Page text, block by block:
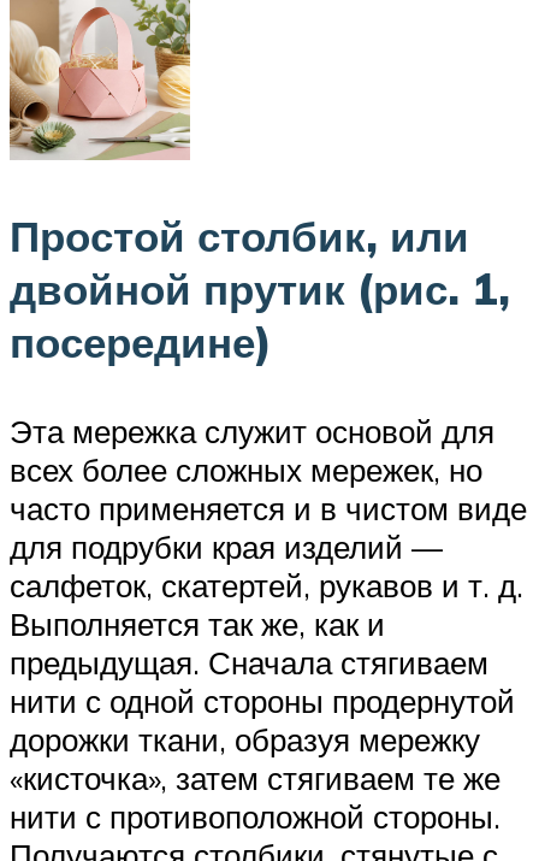
Простой столбик, или
двойной прутик (рис. 1,
посередине)
Эта мережка служит основой для
всех более сложных мережек, но
часто применяется и в чистом виде
для подрубки края изделий —
салфеток, скатертей, рукавов и т. д.
Выполняется так же, как и
предыдущая. Сначала стягиваем
нити с одной стороны продернутой
дорожки ткани, образуя мережку
«кисточка», затем стягиваем те же
нити с противоположной стороны.